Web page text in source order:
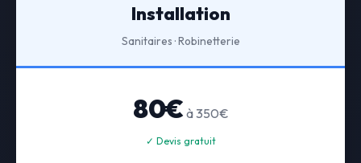
Installation
Sanitaires · Robinetterie
80€ à 350€
✓ Devis gratuit